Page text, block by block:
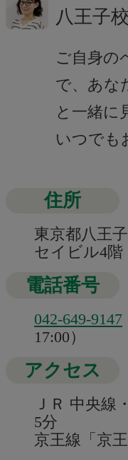
八王子
ご自身の
で、あな
と一緒に
いつでも
住所
東京都八王
セイビル4階
電話番号
042-649-9147
17:00）
アクセス
ＪＲ 中央線
5分
京王線「京